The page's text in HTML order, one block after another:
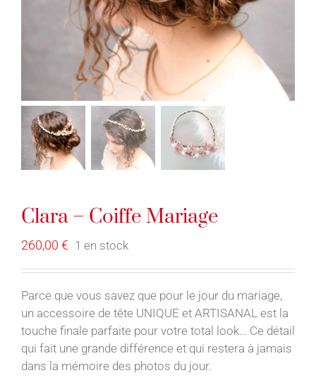
Clara – Coiffe Mariage
260,00 € 1 en stock
Parce que vous savez que pour le jour du mariage,
un accessoire de tête UNIQUE et ARTISANAL est la
touche finale parfaite pour votre total look… Ce détail
qui fait une grande différence et qui restera à jamais
dans la mémoire des photos du jour.